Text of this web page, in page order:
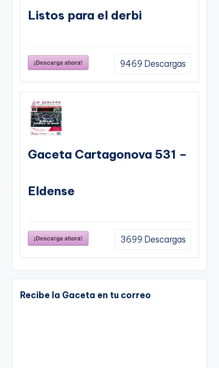
Listos para el derbi
¡Descarga ahora! 9469 Descargas
Gaceta Cartagonova 531 –
Eldense
¡Descarga ahora! 3699 Descargas
Recibe la Gaceta en tu correo